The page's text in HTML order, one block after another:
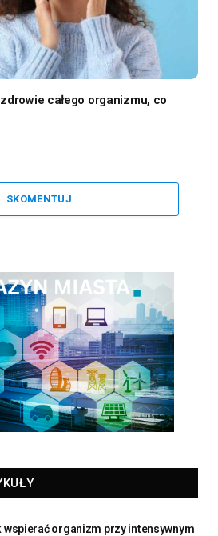
całego organizmu, co
SKOMENTUJ
wspierać organizm przy intensywnym